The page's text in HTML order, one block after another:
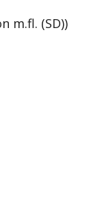
m.fl. (SD))